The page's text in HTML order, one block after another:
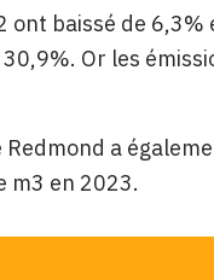
ont baissé de
Or les
a
m3 en 2023.